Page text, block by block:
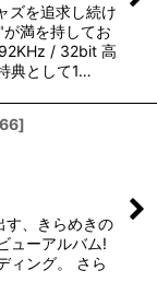
ズを追求し続け
満を持してお
/ 32bit 高
典として1…
]
す、きらめきの
ューアルバム!
ィング。 さら